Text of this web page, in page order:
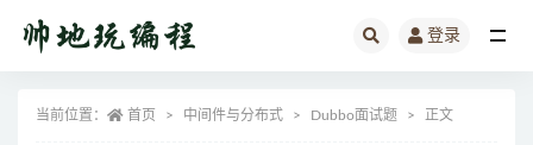
登录
当前位置： 首页 中间件与分布式 Dubbo面试题 正文